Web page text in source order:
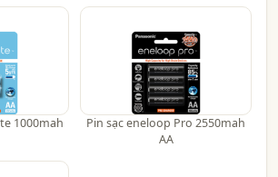
1000mah
Pin sạc eneloop Pro 2550mah
AA